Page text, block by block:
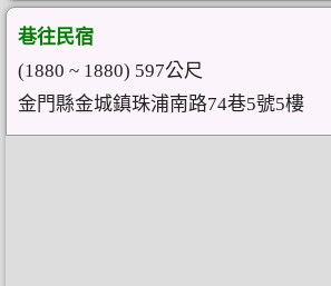
巷往民宿
(1880 ~ 1880) 597公尺
金門縣金城鎮珠浦南路74巷5號5樓